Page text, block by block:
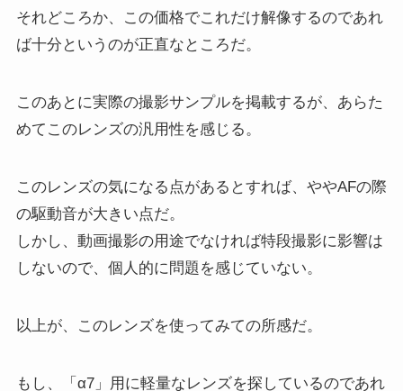
それどころか、この価格でこれだけ解像するのであれ
ば十分というのが正直なところだ。
このあとに実際の撮影サンプルを掲載するが、あらた
めてこのレンズの汎用性を感じる。
このレンズの気になる点があるとすれば、ややAFの際
の駆動音が大きい点だ。
しかし、動画撮影の用途でなければ特段撮影に影響は
しないので、個人的に問題を感じていない。
以上が、このレンズを使ってみての所感だ。
もし、「α7」用に軽量なレンズを探しているのであれ